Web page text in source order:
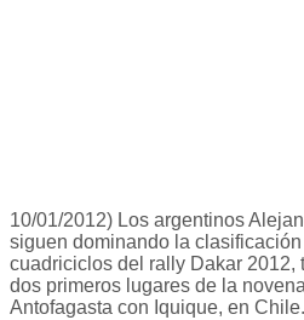
10/01/2012) Los argentinos
siguen dominando la
cuadriciclos del rally Dakar 2012,
dos primeros lugares de la
Antofagasta con Iquique, en Chile.